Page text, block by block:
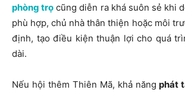
phòng trọ cũng diễn ra khá suôn sẻ khi
phù hợp, chủ nhà thân thiện hoặc môi
định, tạo điều kiện thuận lợi cho quá
dài.
Nếu hội thêm Thiên Mã, khả năng phát